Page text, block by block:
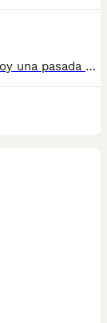
📞 613283995 WhatsApp Lulu Pomerania toy una pasada Entregamos nuestros pequeños cachorritos con todas las garantías y cuidados necesarios , disponemos de núcleo zoológico para crianza y venta de nuestros cachorros . ✅Desparasitaciones y vacunas correspondientes a su edad . ✅Cartilla de vacunación . ✅Revisiones veterinarias . ✅Garantías víricas de 15 días . ✅Garantías genéticas de un año . Seriedad , confianza y bienestar animal son nuestra prioridad . También ofrecemos transporte propio para nuestros pequeños cachorros a toda la península , el pago lo podéis hacer contra reembolso . (con coste adicional) . Mandamos a toda España . Disponemos de varias razas Si no esta la raza que queréis llámanos , intentaremos encontrártela , trabajamos con los mejores criadores de España .